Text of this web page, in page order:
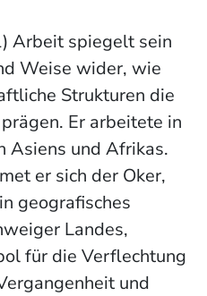
Arbeit spiegelt sein
Weise wider, wie
Strukturen die
Er arbeitete in
Asiens und Afrikas.
er sich der Oker,
geografisches
Landes,
für die Verflechtung
und